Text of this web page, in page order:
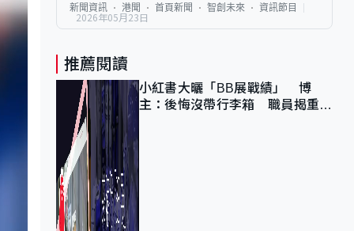
新聞資訊 港聞 首頁新聞 智創未來 資訊節目
2026年05月23日
推薦閱讀
小紅書大曬「BB展戰績」 博
主：後悔沒帶行李箱 職員揭重複